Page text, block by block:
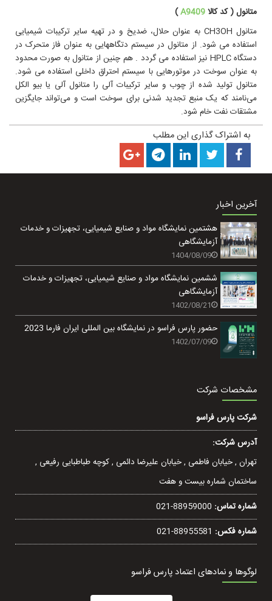
متانول ( کد کالاA9409
)
متانول CH3OH به عنوان حلال، ضدیخ و در تهیه سایر ترکیبات شیمیایی
استفاده می‌ شود. از متانول در سیستم دتگاههایی به عنوان فاز متحرک در
دستگاه HPLC نيز استفاده می گردد . هم چنین از متانول به صورت محدود
به عنوان سوخت در موتورهایی با سیستم احتراق داخلی استفاده می ‌شود.
متانول تولید شده از چوب و سایر ترکیبات آلی را متانول آلی یا بیو الکل
می‌نامند که یک منبع تجدید شدنی برای سوخت است و می‌تواند جایگزین
مشتقات نفت خام شود.
به اشتراک گذاری این مطلب
آخرین اخبار
هشتمین نمایشگاه مواد و صنایع شیمیایی، تجهیزات و خدمات
آزمایشگاهی
1404/08/09
ششمین نمایشگاه مواد و صنایع شیمیایی، تجهیزات و خدمات
آزمایشگاهی
1402/08/21
حضور پارس فراسو در نمایشگاه بین المللی ایران فارما 2023
1402/07/09
مشخصات شرکت
شرکت پارس فراسو
آدرس شرکت:
تهران , خيابان فاطمی , خیابان عليرضا دائمی , کوچه طباطبایی رفيعی ,
ساختمان شماره بیست و هفت
شماره تماس: 021-88959000
شماره فکس: 021-88955581
لوگوها و نمادهای اعتماد پارس فراسو